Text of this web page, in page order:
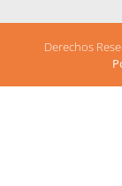
Derechos